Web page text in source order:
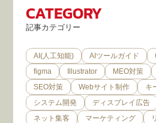
CATEGORY
記事カテゴリー
AI(人工知能) AIツールガイド
figma
Illustrator MEO対策
SEO対策
Webサイト制作
キ
システム開発
ディスプレイ広告
ネット集客
マーケティング